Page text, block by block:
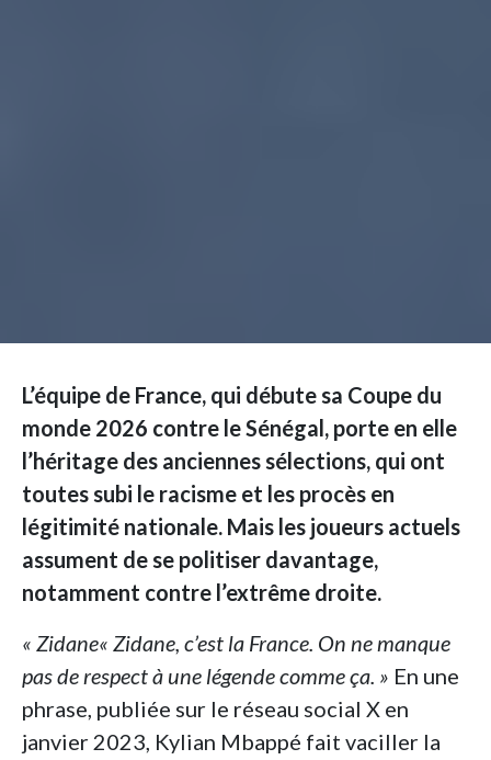
L’équipe de France, qui débute sa Coupe du
monde 2026 contre le Sénégal, porte en elle
l’héritage des anciennes sélections, qui ont
toutes subi le racisme et les procès en
légitimité nationale. Mais les joueurs actuels
assument de se politiser davantage,
notamment contre l’extrême droite.
« Zidane« Zidane, c’est la France. On ne manque
pas de respect à une légende comme ça. » En une
phrase, publiée sur le réseau social X en
janvier 2023, Kylian Mbappé fait vaciller la